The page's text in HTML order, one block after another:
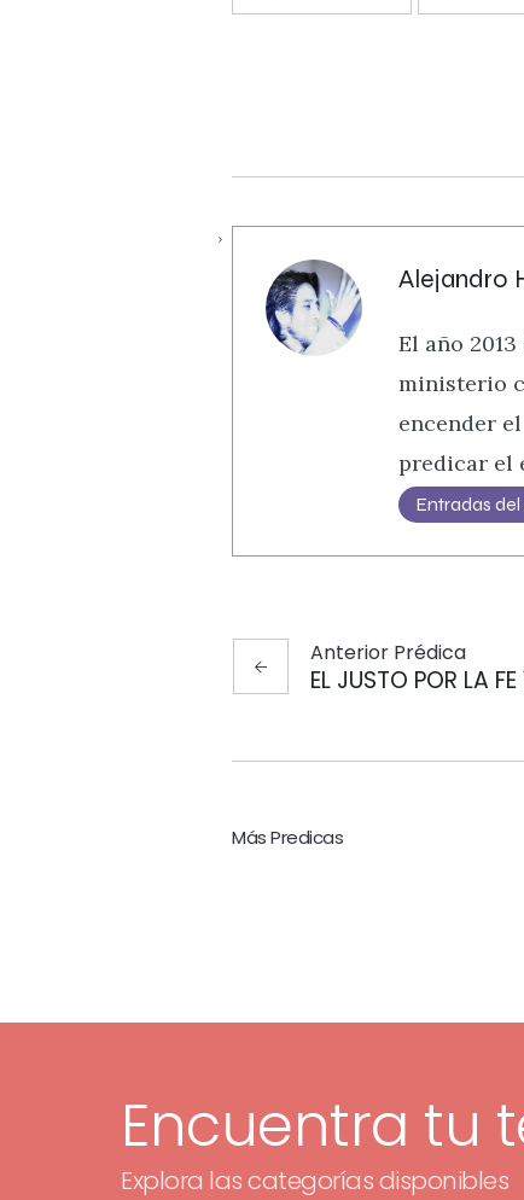
Alejandro
El año
ministerio
encender
predicar el
Entradas
Anterior Prédica
EL JUSTO POR LA
Más Predicas
Encuentra tu
Explora las categorías disponibles